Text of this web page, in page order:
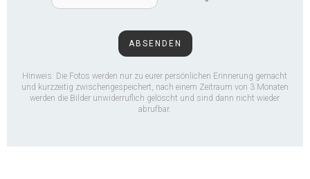
Hinweis: Die Fotos werden nur zu eurer persönlichen Erinnerung gemacht
und kurzzeitig zwischengespeichert, nach einem Zeitraum von 3 Monaten
werden die Bilder unwiderruflich gelöscht und sind dann nicht wieder
abrufbar.